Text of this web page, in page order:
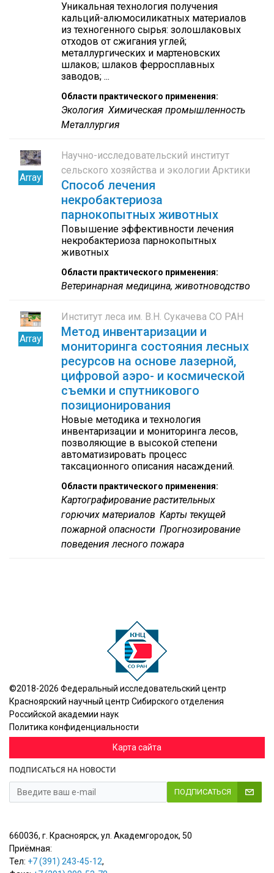
Уникальная технология получения
кальций-алюмосиликатных материалов
из техногенного сырья: золошлаковых
отходов от сжигания углей;
металлургических и мартеновских
шлаков; шлаков ферросплавных
заводов; ...
Области практического применения:
Экология Химическая промышленность
Металлургия
Array
Научно-исследовательский институт
сельского хозяйства и экологии Арктики
Способ лечения
некробактериоза
парнокопытных животных
Повышение эффективности лечения
некробактериоза парнокопытных
животных
Области практического применения:
Ветеринарная медицина, животноводство
Array
Институт леса им. В.Н. Сукачева СО РАН
Метод инвентаризации и
мониторинга состояния лесных
ресурсов на основе лазерной,
цифровой аэро- и космической
съемки и спутникового
позиционирования
Новые методика и технология
инвентаризации и мониторинга лесов,
позволяющие в высокой степени
автоматизировать процесс
таксационного описания насаждений.
Области практического применения:
Картографирование растительных
горючих материалов Карты текущей
пожарной опасности Прогнозирование
поведения лесного пожара
©2018-2026 Федеральный исследовательский центр
Красноярский научный центр Сибирского отделения
Российской академии наук
Политика конфиденциальности
Карта сайта
ПОДПИСАТЬСЯ НА НОВОСТИ
ПОДПИСАТЬСЯ
660036, г. Красноярск, ул. Академгородок, 50
Приёмная:
Тел: +7 (391) 243-45-12,